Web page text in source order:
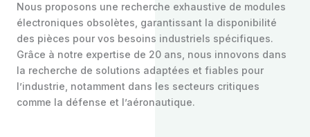
Nous proposons une recherche exhaustive de modules
électroniques obsolètes, garantissant la disponibilité
des pièces pour vos besoins industriels spécifiques.
Grâce à notre expertise de 20 ans, nous innovons dans
la recherche de solutions adaptées et fiables pour
l’industrie, notamment dans les secteurs critiques
comme la défense et l’aéronautique.